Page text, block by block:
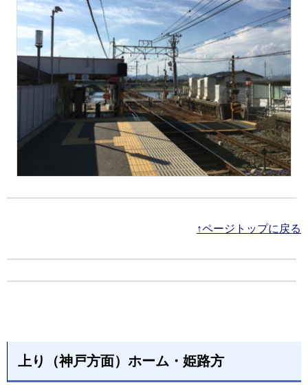
↑ページトップに戻る
上り（神戸方面）ホーム・姫路方